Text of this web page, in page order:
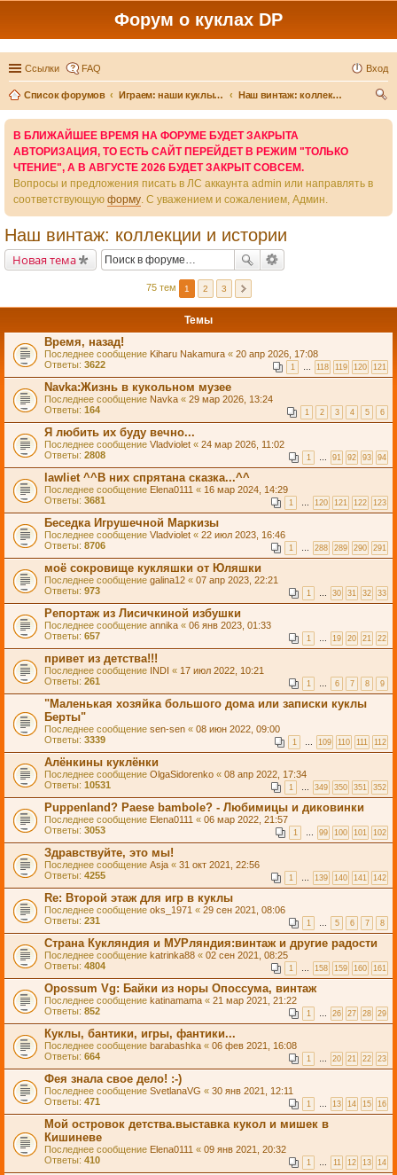
Форум о куклах DP
Ссылки FAQ Вход
Список форумов Играем: наши куклы и игры вокруг них
Наш винтаж: коллекции и истории
В БЛИЖАЙШЕЕ ВРЕМЯ НА ФОРУМЕ БУДЕТ ЗАКРЫТА
АВТОРИЗАЦИЯ, ТО ЕСТЬ САЙТ ПЕРЕЙДЕТ В РЕЖИМ "ТОЛЬКО
ЧТЕНИЕ", А В АВГУСТЕ 2026 БУДЕТ ЗАКРЫТ СОВСЕМ.
Вопросы и предложения писать в ЛС аккаунта admin или направлять в
соответствующую форму. С уважением и сожалением, Админ.
Наш винтаж: коллекции и истории
Новая тема
75 тем 1 2 3
Темы
Время, назад!
Последнее сообщение Kiharu Nakamura « 20 апр 2026, 17:08
Ответы: 3622 1 … 118 119 120 121
Navka:Жизнь в кукольном музее
Последнее сообщение Navka « 29 мар 2026, 13:24
Ответы: 164 1 2 3 4 5 6
Я любить их буду вечно...
Последнее сообщение Vladviolet « 24 мар 2026, 11:02
Ответы: 2808 1 … 91 92 93 94
lawliet ^^В них спрятана сказка...^^
Последнее сообщение Elena0111 « 16 мар 2024, 14:29
Ответы: 3681 1 … 120 121 122 123
Беседка Игрушечной Маркизы
Последнее сообщение Vladviolet « 22 июл 2023, 16:46
Ответы: 8706 1 … 288 289 290 291
моё сокровище кукляшки от Юляшки
Последнее сообщение galina12 « 07 апр 2023, 22:21
Ответы: 973 1 … 30 31 32 33
Репортаж из Лисичкиной избушки
Последнее сообщение annika « 06 янв 2023, 01:33
Ответы: 657 1 … 19 20 21 22
привет из детства!!!
Последнее сообщение INDI « 17 июл 2022, 10:21
Ответы: 261 1 … 6 7 8 9
"Маленькая хозяйка большого дома или записки куклы
Берты"
Последнее сообщение sen-sen « 08 июн 2022, 09:00
Ответы: 3339 1 … 109 110 111 112
Алёнкины куклёнки
Последнее сообщение OlgaSidorenko « 08 апр 2022, 17:34
Ответы: 10531 1 … 349 350 351 352
Puppenland? Paese bambole? - Любимицы и диковинки
Последнее сообщение Elena0111 « 06 мар 2022, 21:57
Ответы: 3053 1 … 99 100 101 102
Здравствуйте, это мы!
Последнее сообщение Asja « 31 окт 2021, 22:56
Ответы: 4255 1 … 139 140 141 142
Re: Второй этаж для игр в куклы
Последнее сообщение oks_1971 « 29 сен 2021, 08:06
Ответы: 231 1 … 5 6 7 8
Страна Кукляндия и МУРляндия:винтаж и другие радости
Последнее сообщение katrinka88 « 02 сен 2021, 08:25
Ответы: 4804 1 … 158 159 160 161
Opossum Vg: Байки из норы Опоссума, винтаж
Последнее сообщение katinamama « 21 мар 2021, 21:22
Ответы: 852 1 … 26 27 28 29
Куклы, бантики, игры, фантики...
Последнее сообщение barabashka « 06 фев 2021, 16:08
Ответы: 664 1 … 20 21 22 23
Фея знала свое дело! :-)
Последнее сообщение SvetlanaVG « 30 янв 2021, 12:11
Ответы: 471 1 … 13 14 15 16
Мой островок детства.выставка кукол и мишек в
Кишиневе
Последнее сообщение Elena0111 « 09 янв 2021, 20:32
Ответы: 410 1 … 11 12 13 14